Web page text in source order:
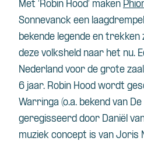
Met ‘Robin Hood’ maken
Sonnevanck een
bekende legende en
deze volksheld naar het nu.
Nederland voor de grote
6 jaar. Robin Hood wordt
Warringa (o.a. bekend van
geregisseerd door Daniël
muziek concept is van Joris